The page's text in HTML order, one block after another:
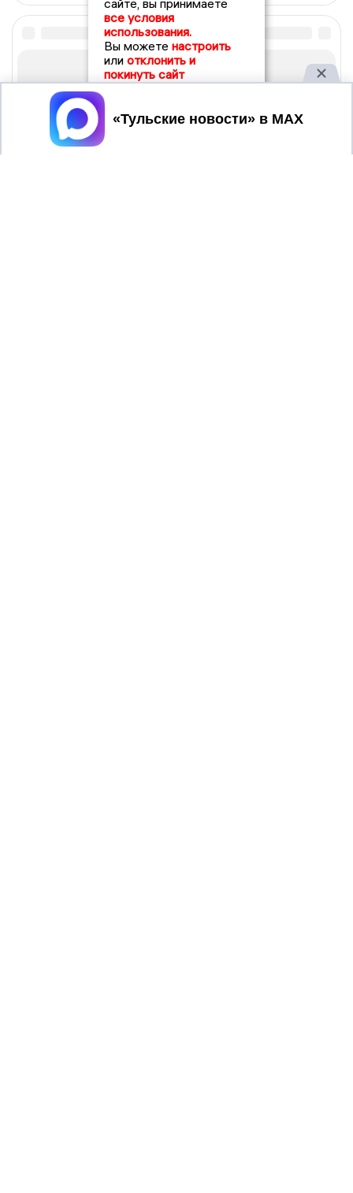
сайте, вы принимаете
все условия
использования.
Вы можете настроить
или отклонить и
покинуть сайт
Принять